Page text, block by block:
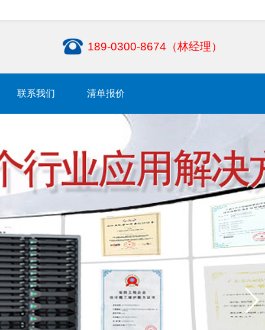
189-0300-8674（林经理）
联系我们 清单报价